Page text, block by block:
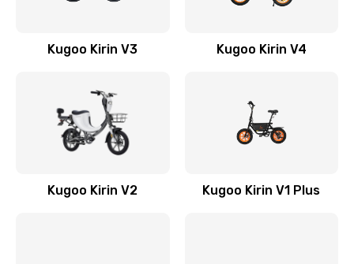
Kugoo Kirin V3 Kugoo Kirin V4
Kugoo Kirin V2 Kugoo Kirin V1 Plus